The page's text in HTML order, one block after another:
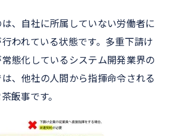
、自社に所属していない労働者に
われている状態です。多重下請け
態化しているシステム開発業界の
、他社の人間から指揮命令される
飯事です。